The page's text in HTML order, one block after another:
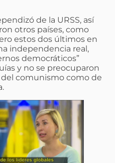
de la URSS, así
otros países, como
estos dos últimos en
independencia real,
democráticos”
y no se preocuparon
del comunismo como de